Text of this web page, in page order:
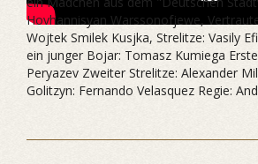
Hovhannisyan Warssonofjewe,
Wojtek Smilek Kusjka, Strelitze: Vasily
ein junger Bojar: Tomasz Kumiega
Peryazev Zweiter Strelitze: Alexander
Golitzyn: Fernando Velasquez Regie: